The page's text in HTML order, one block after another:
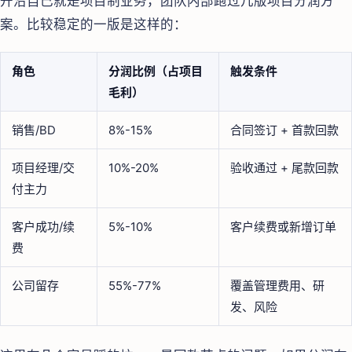
案。比较稳定的一版是这样的：
角色
分润比例（占项目
毛利）
触发条件
销售/BD 8%-15% 合同签订 + 首款回款
项目经理/交
付主力
10%-20% 验收通过 + 尾款回款
客户成功/续
费
5%-10% 客户续费或新增订单
公司留存 55%-77%
覆盖管理费用、研
发、风险